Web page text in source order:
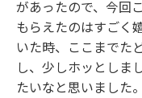
があったので、今回
もらえたのはすごく
いた時、ここまでた
し、少しホッとしま
たいなと思いました。